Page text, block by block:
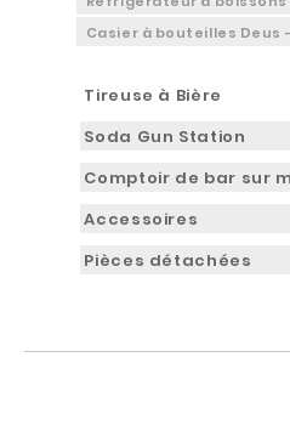
Casier à bouteilles Deus
Tireuse à Bière
Soda Gun Station
Comptoir de bar sur
Accessoires
Pièces détachées